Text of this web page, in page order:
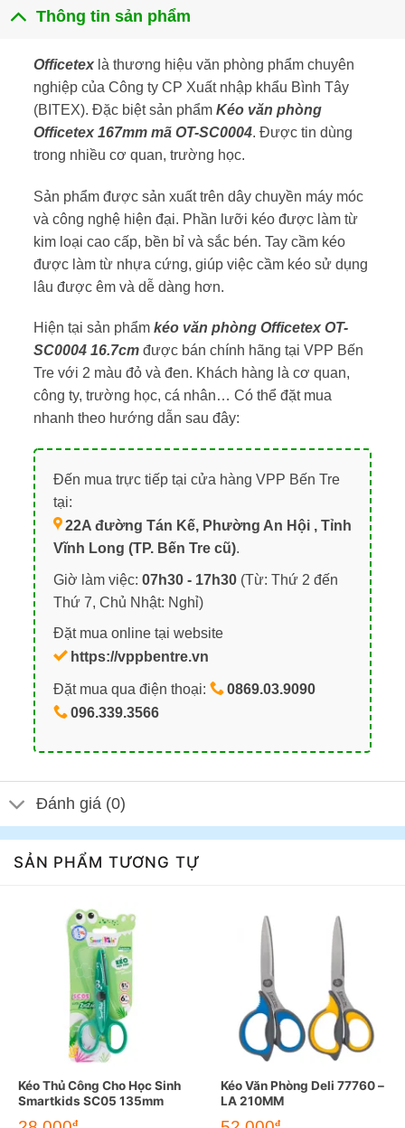
Thông tin sản phẩm
Officetexlà thương hiệu văn phòng phẩm chuyên
nghiệp của Công ty CP Xuất nhập khẩu Bình Tây
(BITEX). Đặc biệt sản phẩm Kéo văn phòng
Officetex 167mm mã OT-SC0004. Được tin dùng
trong nhiều cơ quan, trường học.
Sản phẩm được sản xuất trên dây chuyền máy móc
và công nghệ hiện đại. Phần lưỡi kéo được làm từ
kim loại cao cấp, bền bỉ và sắc bén. Tay cầm kéo
được làm từ nhựa cứng, giúp việc cầm kéo sử dụng
lâu được êm và dễ dàng hơn.
Hiện tại sản phẩm kéo văn phòng Officetex OT-
SC0004 16.7cmđược bán chính hãng tại VPP Bến
Tre với 2 màu đỏ và đen. Khách hàng là cơ quan,
công ty, trường học, cá nhân… Có thể đặt mua
nhanh theo hướng dẫn sau đây:
Đến mua trực tiếp tại cửa hàng VPP Bến Tre
tại:
22A đường Tán Kế, Phường An Hội , Tỉnh
Vĩnh Long (TP. Bến Tre cũ).
Giờ làm việc: 07h30 - 17h30(Từ: Thứ 2 đến
Thứ 7, Chủ Nhật: Nghỉ)
Đặt mua online tại website
https://vppbentre.vn
Đặt mua qua điện thoại:
0869.03.9090
096.339.3566
Đánh giá (0)
SẢN PHẨM TƯƠNG TỰ
Kéo Thủ Công Cho Học Sinh
Smartkids SC05 135mm
đ
Kéo Văn Phòng Deli 77760 –
LA 210MM
đ